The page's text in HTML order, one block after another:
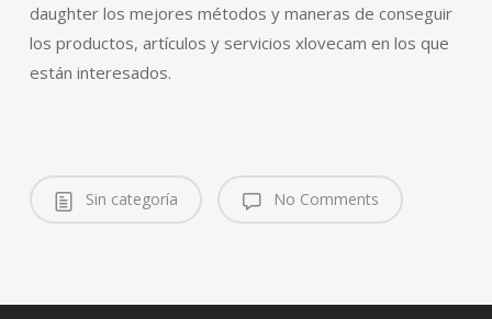
daughter los mejores métodos y maneras de conseguir
los productos, artículos y servicios xlovecam en los que
están interesados.
Sin categoría No Comments